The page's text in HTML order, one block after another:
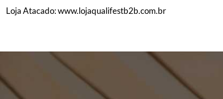
Loja Atacado: www.lojaqualifestb2b.com.br